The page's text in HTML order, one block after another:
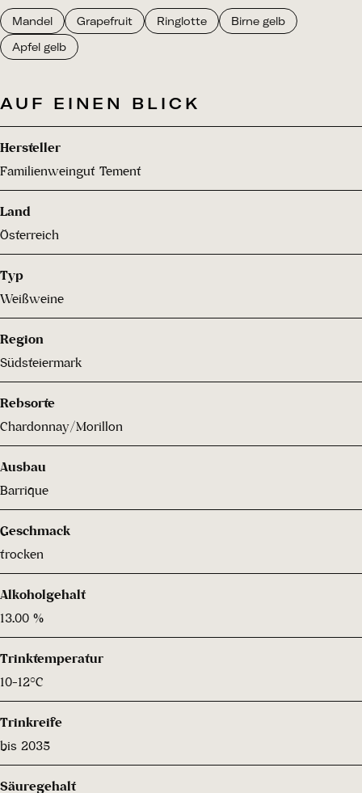
Mandel Grapefruit Ringlotte
Birne gelb
Apfel gelb
AUF EINEN BLICK
Hersteller
Familienweingut Tement
Land
Österreich
Typ
Weißweine
Region
Südsteiermark
Rebsorte
Chardonnay/Morillon
Ausbau
Barrique
Geschmack
trocken
Alkoholgehalt
13.00 %
Trinktemperatur
10-12°C
Trinkreife
bis 2035
Säuregehalt